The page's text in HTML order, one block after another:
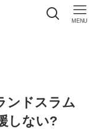
MENU
ンドスラム
しない?